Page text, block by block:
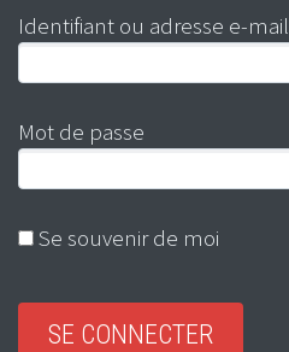
Identifiant ou adresse e-mail
Mot de passe
Se souvenir de moi